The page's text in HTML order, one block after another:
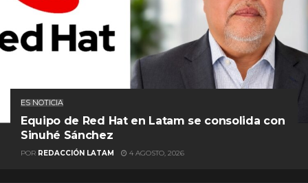
ES NOTICIA
Equipo de Red Hat en Latam se consolida con
Sinuhé Sánchez
POR REDACCIÓN LATAM 4 AGOSTO, 2026